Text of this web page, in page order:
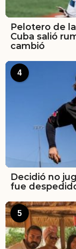
Pelotero de
Cuba salió
cambió
4
Decidió no
fue
5